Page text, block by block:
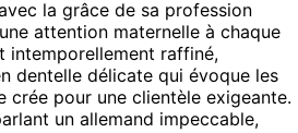
la grâce de sa profession
attention maternelle à chaque
intemporellement raffiné,
dentelle délicate qui évoque les
crée pour une clientèle exigeante.
un allemand impeccable,